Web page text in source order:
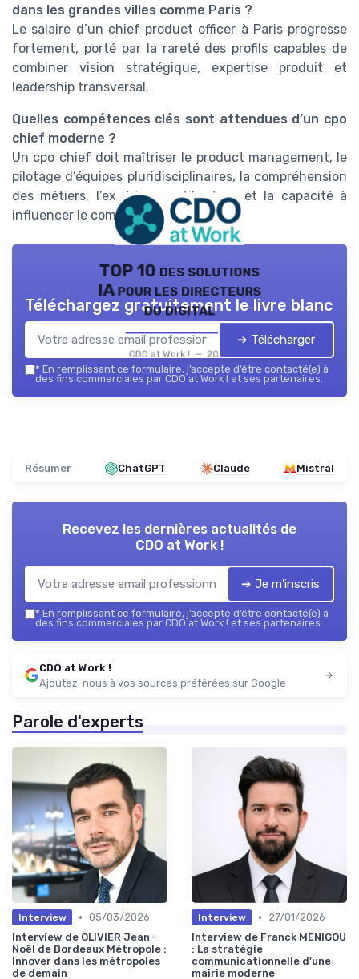
dans les grandes villes comme Paris ?
Le salaire d’un chief product officer à Paris progresse
fortement, porté par la rareté des profils capables de
combiner vision stratégique, expertise produit et
leadership transversal.
Quelles compétences clés sont attendues d’un cpo
chief moderne ?
Un cpo chief doit maîtriser le product management, le
pilotage d’équipes pluridisciplinaires, la compréhension
des métiers, l’expérience utilisateur et la capacité à
influencer le comité de direction.
TOP 10 des solutions
IA pour les directeurs
du digital
CDO at Work ! — 2026
Téléchargez gratuitement le livre blanc
➔ Télécharger
* En remplissant ce formulaire, j’accepte d’être contacté(e) à
des fins commerciales par CDO at Work ! et ses partenaires.
Résumer ChatGPT Claude Mistral
Recevez les dernières actualités de
CDO at Work !
➔ Je m'inscris
* En remplissant ce formulaire, j’accepte d’être contacté(e) à
des fins commerciales par CDO at Work ! et ses partenaires.
CDO at Work !
Ajoutez-nous à vos sources préférées sur Google
Parole d'experts
Interview • 05/03/2026
Interview de OLIVIER Jean-
Noël de Bordeaux Métropole :
Innover dans les métropoles
de demain
Interview •
27/01/2026
Interview de Franck MENIGOU
: La stratégie
communicationnelle d'une
mairie moderne